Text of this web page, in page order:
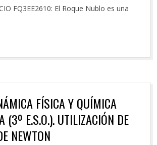
FQ3EE2610: El Roque Nublo es una
FÍSICA Y QUÍMICA
(3º E.S.O.). UTILIZACIÓN DE
NEWTON